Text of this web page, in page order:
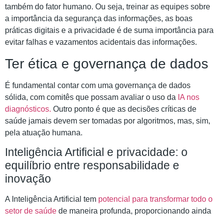
também do fator humano. Ou seja, treinar as equipes sobre
a importância da segurança das informações, as boas
práticas digitais e a privacidade é de suma importância para
evitar falhas e vazamentos acidentais das informações.
Ter ética e governança de dados
É fundamental contar com uma governança de dados
sólida, com comitês que possam avaliar o uso da IA nos
diagnósticos. Outro ponto é que as decisões críticas de
saúde jamais devem ser tomadas por algoritmos, mas, sim,
pela atuação humana.
Inteligência Artificial e privacidade: o
equilíbrio entre responsabilidade e
inovação
A Inteligência Artificial tem potencial para transformar todo o
setor de saúde de maneira profunda, proporcionando ainda